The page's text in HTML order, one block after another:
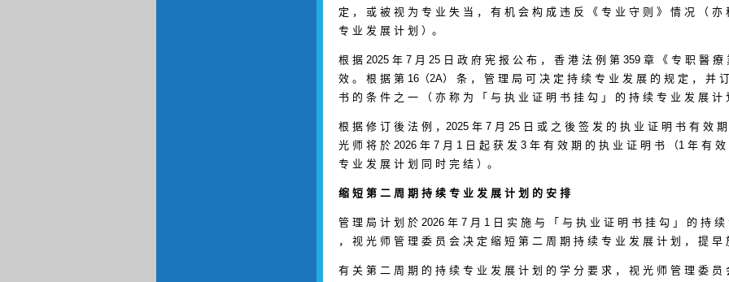
定 ， 或 被 视 为 专 业 失 当 ， 有 机 会 构 成 违 反 《 专 业 守 则 》 情 况 （
专 业 发 展 计 划 ）。
根 据 2025 年 7 月 25 日 政 府 宪 报 公 布 ， 香 港 法 例 第 359 章 《 专 职 醫
效 。 根 据 第 16（2A） 条 ， 管 理 局 可 决 定 持 续 专 业 发 展 的 规 定 ， 并
书 的 条 件 之 一 （ 亦 称 为 「 与 执 业 证 明 书 挂 勾 」 的 持 续 专 业 发 展 计
根 据 修 订 後 法 例 ，2025 年 7 月 25 日 或 之 後 签 发 的 执 业 证 明 书 有 效
光 师 将 於 2026 年 7 月 1 日 起 获 发 3 年 有 效 期 的 执 业 证 明 书 （1 年 有
专 业 发 展 计 划 同 时 完 结 ）。
缩 短 第 二 周 期 持 续 专 业 发 展 计 划 的 安 排
管 理 局 计 划 於 2026 年 7 月 1 日 实 施 与 「 与 执 业 证 明 书 挂 勾 」 的 持
， 视 光 师 管 理 委 员 会 决 定 缩 短 第 二 周 期 持 续 专 业 发 展 计 划 ， 提 早
有 关 第 二 周 期 的 持 续 专 业 发 展 计 划 的 学 分 要 求 ， 视 光 师 管 理 委 员